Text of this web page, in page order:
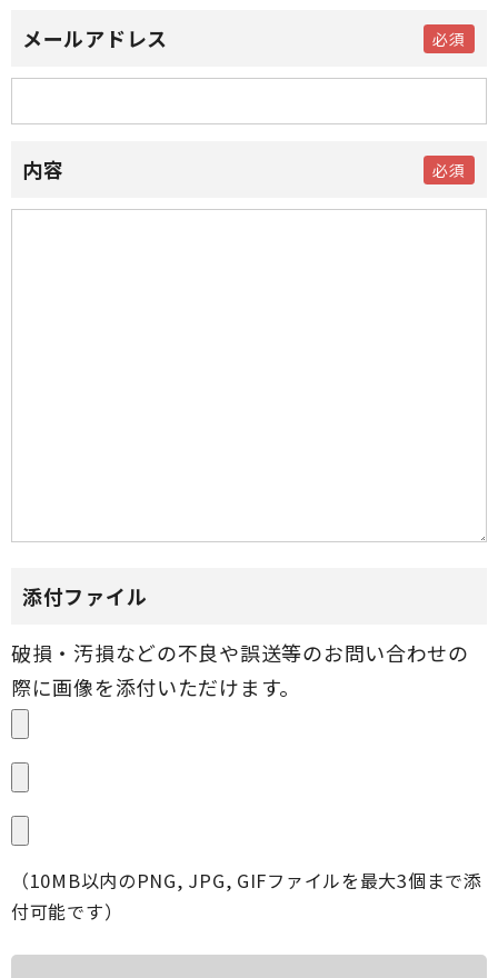
メールアドレス
内容
添付ファイル
（10MB以内のPNG, JPG, GIFファイルを最大3個まで添
付可能です）